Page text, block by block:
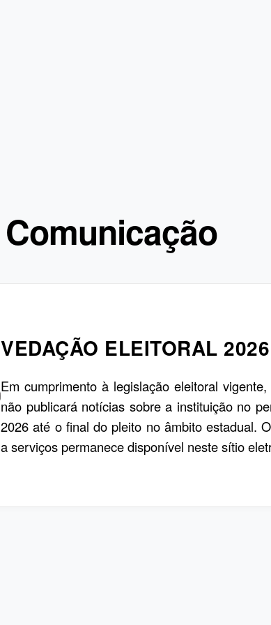
Comunicação
VEDAÇÃO ELEITORAL 2026
Em cumprimento à legislação eleitoral
não publicará notícias sobre a instituição no
2026 até o final do pleito no âmbito estadual.
a serviços permanece disponível neste sítio